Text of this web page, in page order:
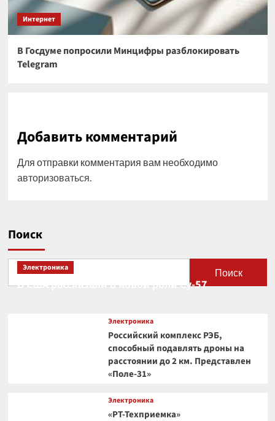
Интернет
В Госдуме попросили Минцифры разблокировать
Telegram
Добавить комментарий
Для отправки комментария вам необходимо
авторизоваться.
Поиск
Поиск
Электроника
В США рассказали о новой роли Су-57
Электроника
Российский комплекс РЭБ,
способный подавлять дроны на
расстоянии до 2 км. Представлен
«Поле-31»
Электроника
«РТ-Техприемка»